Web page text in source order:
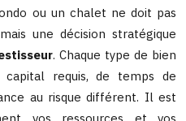
ou un chalet ne doit pas
une décision stratégique
. Chaque type de bien
requis, de temps de
au risque différent. Il est